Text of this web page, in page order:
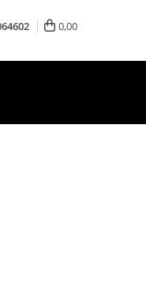
0,00